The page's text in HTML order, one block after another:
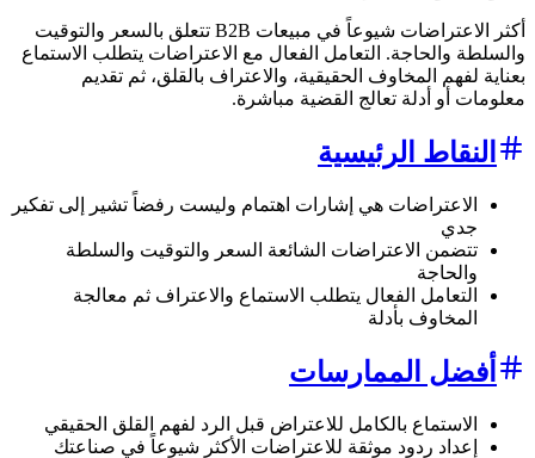
أكثر الاعتراضات شيوعاً في مبيعات B2B تتعلق بالسعر والتوقيت
والسلطة والحاجة. التعامل الفعال مع الاعتراضات يتطلب الاستماع
بعناية لفهم المخاوف الحقيقية، والاعتراف بالقلق، ثم تقديم
معلومات أو أدلة تعالج القضية مباشرة.
النقاط الرئيسية
الاعتراضات هي إشارات اهتمام وليست رفضاً تشير إلى تفكير
جدي
تتضمن الاعتراضات الشائعة السعر والتوقيت والسلطة
والحاجة
التعامل الفعال يتطلب الاستماع والاعتراف ثم معالجة
المخاوف بأدلة
أفضل الممارسات
الاستماع بالكامل للاعتراض قبل الرد لفهم القلق الحقيقي
إعداد ردود موثقة للاعتراضات الأكثر شيوعاً في صناعتك